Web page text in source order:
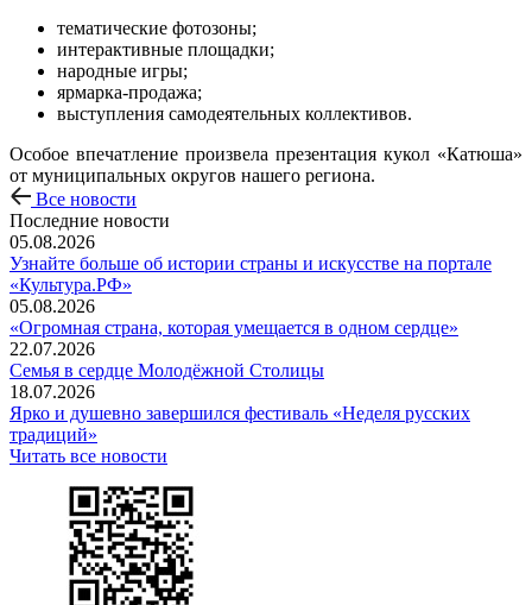
тематические фотозоны;
интерактивные площадки;
народные игры;
ярмарка-продажа;
выступления самодеятельных коллективов.
Особое впечатление произвела презентация кукол «Катюша»
от муниципальных округов нашего региона.
Все новости
Последние новости
05.08.2026
Узнайте больше об истории страны и искусстве на портале
«Культура.РФ»
05.08.2026
«Огромная страна, которая умещается в одном сердце»
22.07.2026
Семья в сердце Молодёжной Столицы
18.07.2026
Ярко и душевно завершился фестиваль «Неделя русских
традиций»
Читать все новости